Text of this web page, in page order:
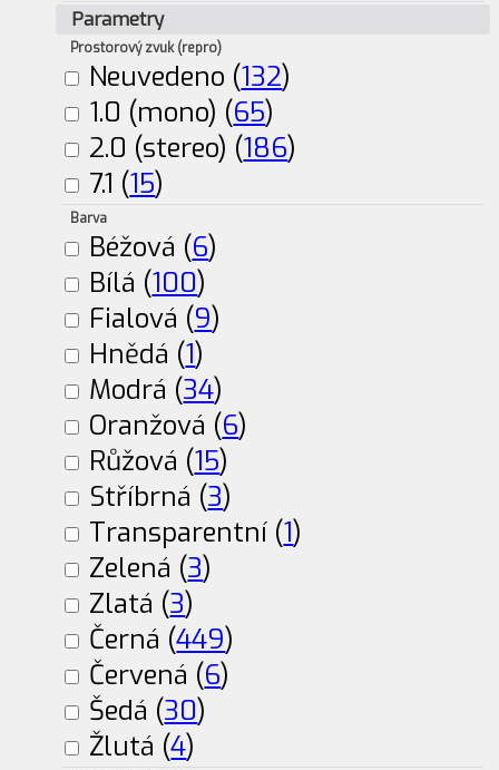
Parametry
Prostorový zvuk (repro)
Neuvedeno (132)
1.0 (mono) (65)
2.0 (stereo) (186)
7.1 (15)
Barva
Béžová (6)
Bílá (100)
Fialová (9)
Hnědá (1)
Modrá (34)
Oranžová (6)
Růžová (15)
Stříbrná (3)
Transparentní (1)
Zelená (3)
Zlatá (3)
Černá (449)
Červená (6)
Šedá (30)
Žlutá (4)